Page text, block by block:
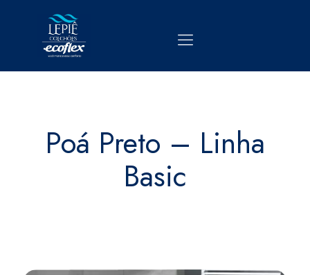
Poá Preto – Linha
Basic